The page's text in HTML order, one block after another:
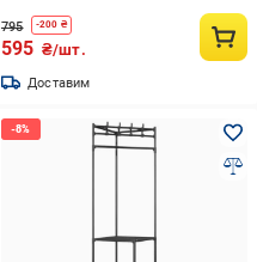
795 -200 ₴
595 ₴/шт.
Доставим